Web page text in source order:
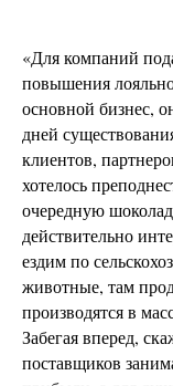
«Для компаний
повышения
основной бизнес,
дней
клиентов,
хотелось
очередную
действительно
ездим по
животные, там
производятся в
Забегая вперед,
поставщиков